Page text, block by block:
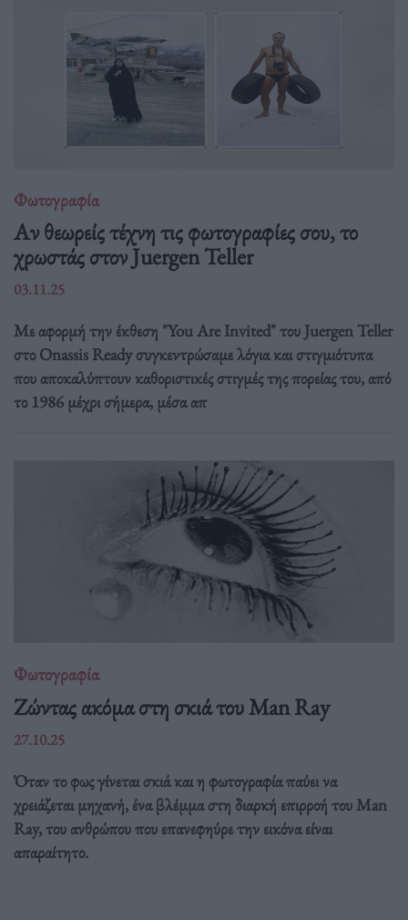
Φωτογραφία
Αν θεωρείς τέχνη τις φωτογραφίες σου, το
χρωστάς στον Juergen Teller
03.11.25
Με αφορμή την έκθεση "You Are Invited" του Juergen Teller
στο Onassis Ready συγκεντρώσαμε λόγια και στιγμιότυπα
που αποκαλύπτουν καθοριστικές στιγμές της πορείας του, από
το 1986 μέχρι σήμερα, μέσα απ
Φωτογραφία
Ζώντας ακόμα στη σκιά του Man Ray
27.10.25
Όταν το φως γίνεται σκιά και η φωτογραφία παύει να
χρειάζεται μηχανή, ένα βλέμμα στη διαρκή επιρροή του Man
Ray, του ανθρώπου που επανεφηύρε την εικόνα είναι
απαραίτητο.